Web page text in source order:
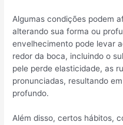
Algumas condições podem
alterando sua forma ou
envelhecimento pode levar
redor da boca, incluindo o
pele perde elasticidade, as
pronunciadas, resultando
profundo.
Além disso, certos hábitos,